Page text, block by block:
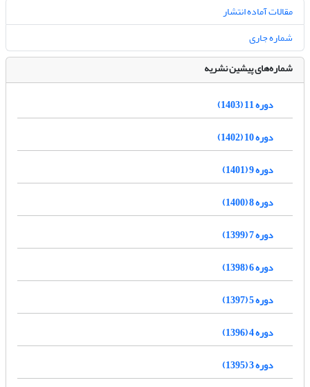
مقالات آماده انتشار
شماره جاری
شماره‌های پیشین نشریه
دوره 11 (1403)
دوره 10 (1402)
دوره 9 (1401)
دوره 8 (1400)
دوره 7 (1399)
دوره 6 (1398)
دوره 5 (1397)
دوره 4 (1396)
دوره 3 (1395)